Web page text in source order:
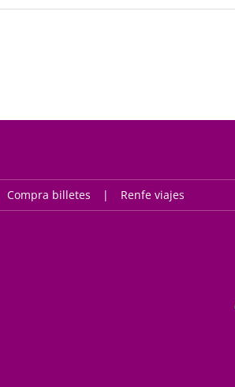
Compra billetes Renfe viajes